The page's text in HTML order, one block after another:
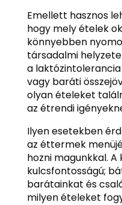
Emellett hasznos
hogy mely ételek
könnyebben
társadalmi
a
vagy baráti
olyan ételeket
az étrendi
Ilyen esetekben
az éttermek
hozni magunkkal.
kulcsfontosságú;
barátainkat és
milyen ételeket